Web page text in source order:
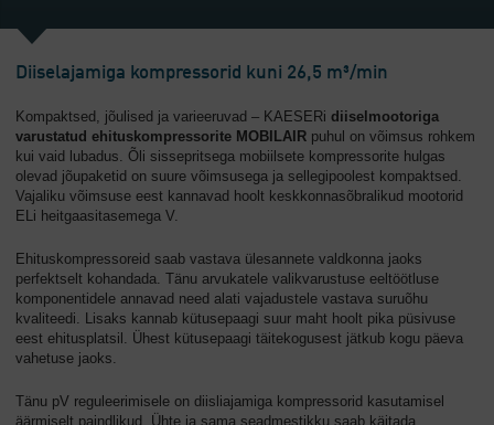
Diiselajamiga kompressorid kuni 26,5 m³/min
Kompaktsed, jõulised ja varieeruvad – KAESERi diiselmootoriga
varustatud ehituskompressorite MOBILAIR puhul on võimsus rohkem
kui vaid lubadus. Õli sissepritsega mobiilsete kompressorite hulgas
olevad jõupaketid on suure võimsusega ja sellegipoolest kompaktsed.
Vajaliku võimsuse eest kannavad hoolt keskkonnasõbralikud mootorid
ELi heitgaasitasemega V.
Ehituskompressoreid saab vastava ülesannete valdkonna jaoks
perfektselt kohandada. Tänu arvukatele valikvarustuse eeltöötluse
komponentidele annavad need alati vajadustele vastava suruõhu
kvaliteedi. Lisaks kannab kütusepaagi suur maht hoolt pika püsivuse
eest ehitusplatsil. Ühest kütusepaagi täitekogusest jätkub kogu päeva
vahetuse jaoks.
Tänu pV reguleerimisele on diisliajamiga kompressorid kasutamisel
äärmiselt paindlikud. Ühte ja sama seadmestikku saab käitada